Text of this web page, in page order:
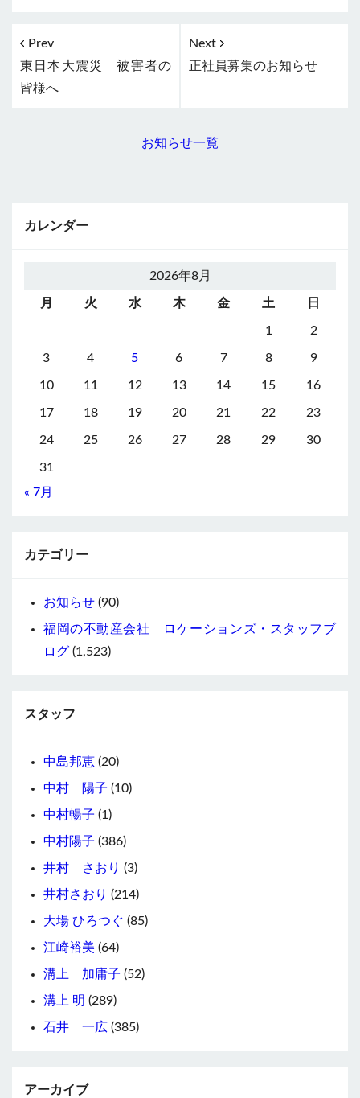
Prev
東日本大震災 被害者の
皆様へ
Next
正社員募集のお知らせ
お知らせ一覧
カレンダー
2026年8月
月 火 水 木 金 土 日
1 2
3 4 5 6 7 8 9
10 11 12 13 14 15 16
17 18 19 20 21 22 23
24 25 26 27 28 29 30
31
« 7月
カテゴリー
お知らせ (90)
福岡の不動産会社 ロケーションズ・スタッフブ
ログ (1,523)
スタッフ
中島邦恵 (20)
中村 陽子 (10)
中村暢子 (1)
中村陽子 (386)
井村 さおり (3)
井村さおり (214)
大場 ひろつぐ (85)
江崎裕美 (64)
溝上 加庸子 (52)
溝上 明 (289)
石井 一広 (385)
アーカイブ